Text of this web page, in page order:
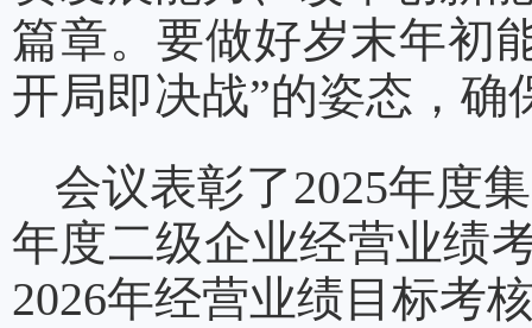
篇章。要做好岁末年初
开局即决战”的姿态，确
会议表彰了2025年度
年度二级企业经营业绩
2026年经营业绩目标考